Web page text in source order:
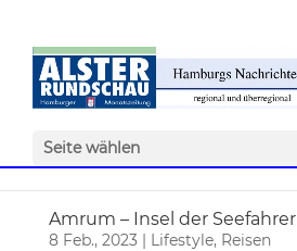
Seite wählen
Amrum – Insel der Seefahrer
8 Feb., 2023 | Lifestyle, Reisen